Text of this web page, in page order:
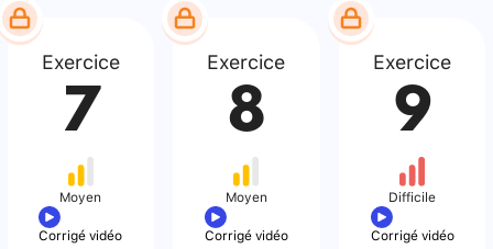
Exercice
7
Moyen
Corrigé vidéo
Exercice
8
Moyen
Corrigé vidéo
Exercice
9
Difficile
Corrigé vidéo